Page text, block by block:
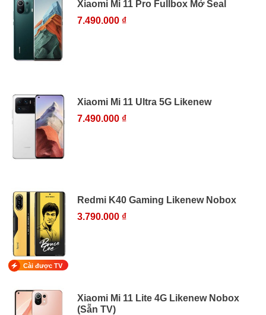
Xiaomi Mi 11 Pro Fullbox Mở Seal
7.490.000 ₫
Xiaomi Mi 11 Ultra 5G Likenew
7.490.000 ₫
Redmi K40 Gaming Likenew Nobox
3.790.000 ₫
Cài được TV
Xiaomi Mi 11 Lite 4G Likenew Nobox
(Sẵn TV)